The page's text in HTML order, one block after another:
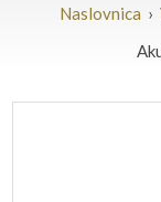
Naslovnica ›